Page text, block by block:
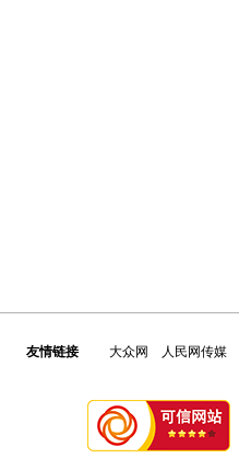
友情链接 大众网 人民网传媒